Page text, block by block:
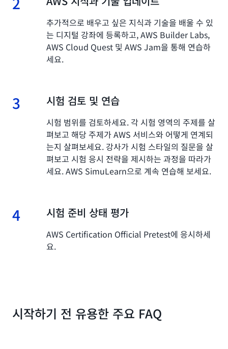
추가적으로 배우고 싶은 지식과 기술을 배울 수 있
는 디지털 강좌에 등록하고, AWS Builder Labs,
AWS Cloud Quest 및 AWS Jam을 통해 연습하
세요.
3 3.
시험 검토 및 연습
시험 범위를 검토하세요. 각 시험 영역의 주제를 살
펴보고 해당 주제가 AWS 서비스와 어떻게 연계되
는지 살펴보세요. 강사가 시험 스타일의 질문을 살
펴보고 시험 응시 전략을 제시하는 과정을 따라가
세요. AWS SimuLearn으로 계속 연습해 보세요.
4 4.
시험 준비 상태 평가
AWS Certification Official Pretest에 응시하세
요.
시작하기 전 유용한 주요 FAQ